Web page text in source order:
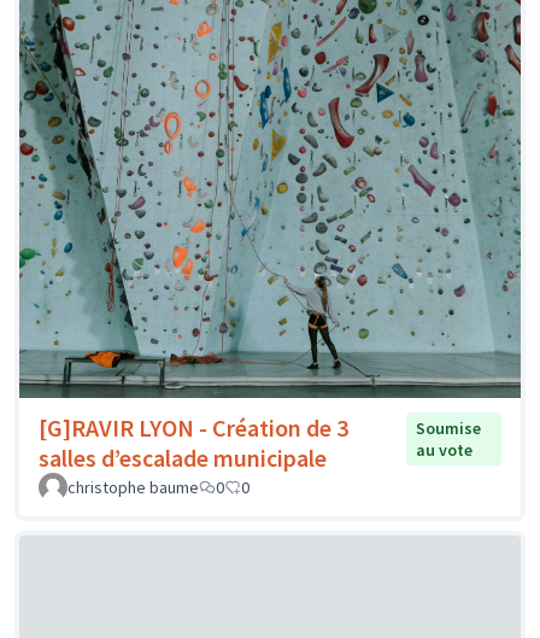
[G]RAVIR LYON - Création de 3
salles d’escalade municipale
Soumise
au vote
christophe baume
0 0